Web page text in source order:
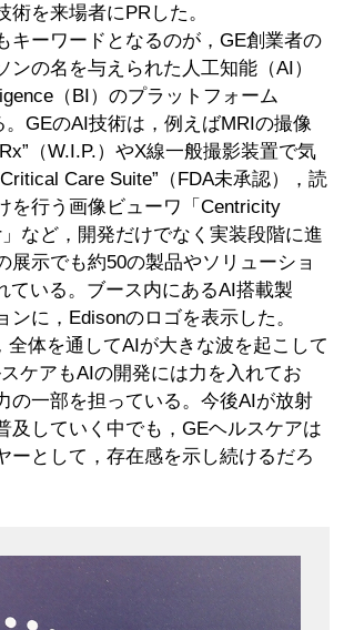
術を来場者にPRした。
キーワードとなるのが，GE創業者の
ンの名を与えられた人工知能（AI）
（BI）のプラットフォーム
。GEのAI技術は，例えばMRIの撮像
（W.I.P.）やX線一般撮影装置で気
Care Suite”（FDA未承認），読
を行う画像ビューワ「Centricity
など，開発だけでなく実装段階に進
展示でも約50の製品やソリューショ
ている。ブース内にあるAI搭載製
ンに，Edisonのロゴを表示した。
全体を通してAIが大きな波を起こして
ケアもAIの開発には力を入れてお
の一部を担っている。今後AIが放射
及していく中でも，GEヘルスケアは
ーとして，存在感を示し続けるだろ